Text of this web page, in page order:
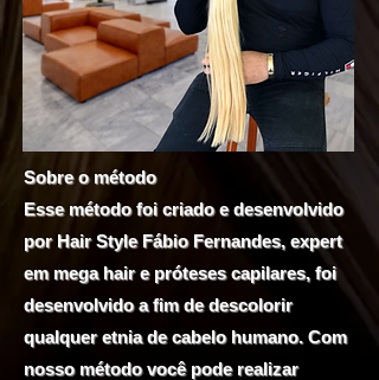
Sobre o método
Esse método foi criado e desenvolvido
por Hair Style Fábio Fernandes, expert
em mega hair e próteses capilares, foi
desenvolvido a fim de descolorir
qualquer etnia de cabelo humano. Com
nosso método você pode realizar